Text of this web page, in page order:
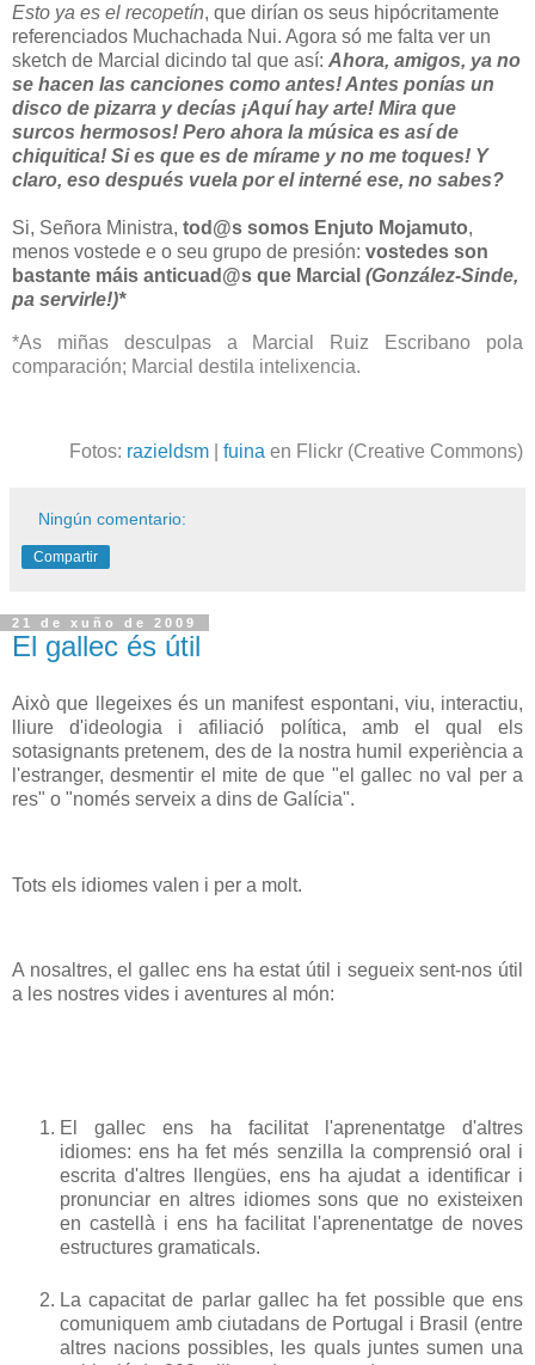
Esto ya es el recopetín, que dirían os seus hipócritamente
referenciados Muchachada Nui. Agora só me falta ver un
sketch de Marcial dicindo tal que así: Ahora, amigos, ya no
se hacen las canciones como antes! Antes ponías un
disco de pizarra y decías ¡Aquí hay arte! Mira que
surcos hermosos! Pero ahora la música es así de
chiquitica! Si es que es de mírame y no me toques! Y
claro, eso después vuela por el interné ese, no sabes?
Si, Señora Ministra, tod@s somos Enjuto Mojamuto,
menos vostede e o seu grupo de presión: vostedes son
bastante máis anticuad@s que Marcial (González-Sinde,
pa servirle!)*
*As miñas desculpas a Marcial Ruiz Escribano pola
comparación; Marcial destila intelixencia.
Fotos: razieldsm fuina en Flickr (Creative Commons)
Ningún comentario:
Compartir
21 de xuño de 2009
El gallec és útil
Això que llegeixes és un manifest espontani, viu, interactiu,
lliure d'ideologia i afiliació política, amb el qual els
sotasignants pretenem, des de la nostra humil experiència a
l'estranger, desmentir el mite de que "el gallec no val per a
res" o "només serveix a dins de Galícia".
Tots els idiomes valen i per a molt.
A nosaltres, el gallec ens ha estat útil i segueix sent-nos útil
a les nostres vides i aventures al món:
El gallec ens ha facilitat l'aprenentatge d'altres
idiomes: ens ha fet més senzilla la comprensió oral i
escrita d'altres llengües, ens ha ajudat a identificar i
pronunciar en altres idiomes sons que no existeixen
en castellà i ens ha facilitat l'aprenentatge de noves
estructures gramaticals.
La capacitat de parlar gallec ha fet possible que ens
comuniquem amb ciutadans de Portugal i Brasil (entre
altres nacions possibles, les quals juntes sumen una